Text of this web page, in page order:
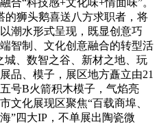
合“科技感+文化味+情面味”。
的狮头鹅喜送八方求职者，将
潮水形式呈现，既显创意巧
智制、文化创意融合的转型活
城、数智之谷、新材之地、玩
品、模子，展区地方矗立由21
号B火箭积木模子，气焰亮
文化展现区聚焦“百载商埠、
”四大IP，不单展出陶瓷微